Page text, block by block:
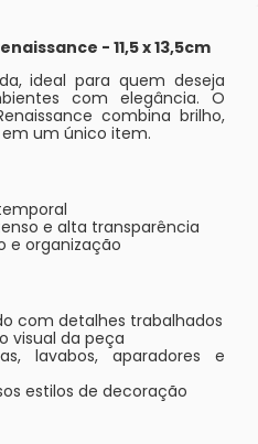
- 11,5 x 13,5cm
ideal para quem deseja
com elegância. O
combina brilho,
um único item.
e alta transparência
e organização
com detalhes trabalhados
visual da peça
lavabos, aparadores e
estilos de decoração